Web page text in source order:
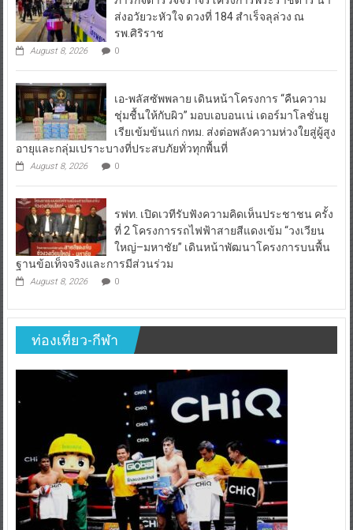
ส่งอวัยวะหัวใจ ดวงที่ 184 สำเร็จลุล่วง ณ
รพ.ศิริราช
August 8, 2026 0
เอ-พลัสซัพพลาย เดินหน้าโครงการ “คืนความ
ชุ่มชื้นให้กับผิว” มอบเอบอนเน่ เดอร์มาโลชั่นยู
เรียเข้มข้นแก่ กทม. ส่งต่อพลังความห่วงใยสู่ผู้สูง
อายุและกลุ่มเปราะบางที่ประสบภัยทั่วทุกพื้นที่
August 8, 2026 0
รฟท. เปิดเวทีรับฟังความคิดเห็นประชาชน ครั้ง
ที่ 2 โครงการรถไฟฟ้าสายสีแดงเข้ม “วงเวียน
ใหญ่–มหาชัย” เดินหน้าพัฒนาโครงการบนพื้น
ฐานข้อเท็จจริงและการมีส่วนร่วม
August 8, 2026 0
ท่องเที่ยว-กีฬา